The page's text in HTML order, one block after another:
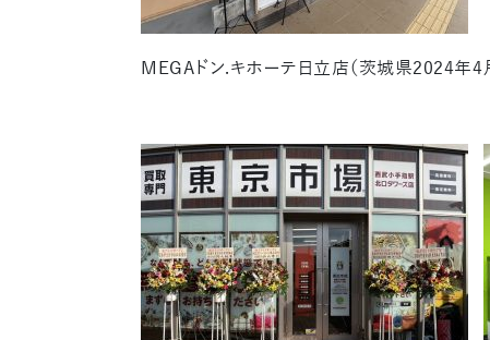
MEGAドン.キホーテ日立店（茨城県2024年4